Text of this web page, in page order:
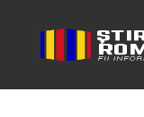
Stiri